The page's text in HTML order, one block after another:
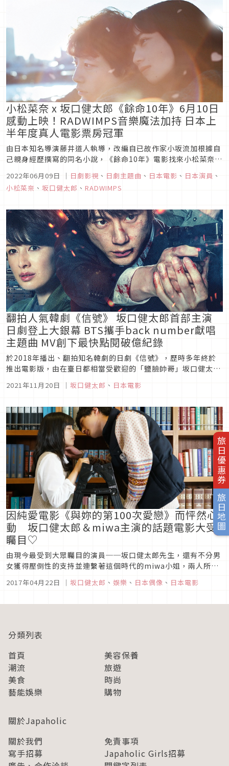
旅日優惠券
旅日地圖
小松菜奈 x 坂口健太郎《餘命10年》6月10日
感動上映！RADWIMPS音樂魔法加持 日本上
半年度真人電影票房冠軍
由日本知名導演藤井道人執導，改編自已故作家小坂流加根據自
己親身經歷撰寫的同名小說，《餘命10年》電影找來小松菜奈與
魔纏鬥人生最後的10年，因過於淒美動人的故事情節，讓《餘命
10年》在日本票房持續熱賣，榮登上半年度真人電影票房冠軍，
2022年06月09日 ｜ 日劇影視 、 日劇主題曲 、 日本電影 、 日本演員 、
小松菜奈 、 坂口健太郎 、 RADWIMPS
翻拍人氣韓劇《信號》 坂口健太郎首部主演
日劇登上大銀幕 BTS攜手back number獻唱
主題曲 MV創下最快點閱破億紀錄
於2018年播出、翻拍知名韓劇的日劇《信號》，歷時多年終於
推出電影版，由在臺日都相當受歡迎的「鹽臉帥哥」坂口健太郎
輝飾演「活在過去」的刑警前輩，兩名生活在不同時代的刑警攜
2021年11月20日 ｜ 坂口健太郎 、 日本電影
因純愛電影《與妳的第100次愛戀》而怦然心
動 坂口健太郎＆miwa主演的話題電影大受
矚目♡
由現今最受到大眾矚目的演員──坂口健太郎先生，還有不分男
女獲得壓倒性的支持並連繫著這個時代的miwa小姐，兩人所主
2017年04月22日 ｜ 坂口健太郎 、 娛樂 、 日本偶像 、 日本電影
分類列表
首頁
美容保養
潮流
旅遊
美食
時尚
藝能娛樂
購物
關於Japaholic
關於我們
免責事項
寫手招募
Japaholic Girls招募